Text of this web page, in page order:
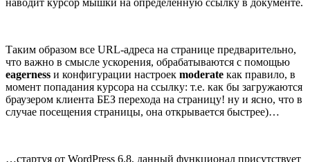
Таким образом все URL-адреса на странице предварительно,
что важно в смысле ускорения, обрабатываются с помощью
eagerness и конфигурации настроек moderate как правило, в
момент попадания курсора на ссылку: т.е. как бы загружаются
браузером клиента БЕЗ перехода на страницу! ну и ясно, что в
случае посещения страницы, она открывается быстрее)…
…стартуя от WordPress 6.8, данный функционал присутствует